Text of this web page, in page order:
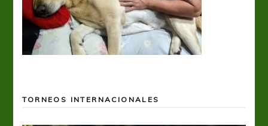
TORNEOS INTERNACIONALES